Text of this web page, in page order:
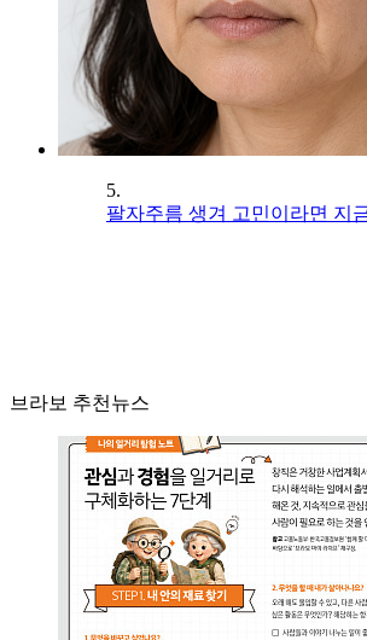
5.
팔자주름 생겨 고민이라면 지
브라보 추천뉴스